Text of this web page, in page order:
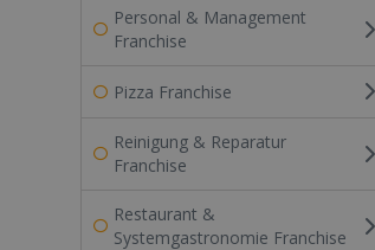
Personal & Management
Franchise
Pizza Franchise
Reinigung & Reparatur
Franchise
Restaurant &
Systemgastronomie Franchise